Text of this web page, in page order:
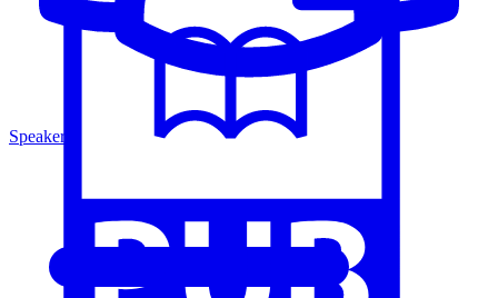
Speakers